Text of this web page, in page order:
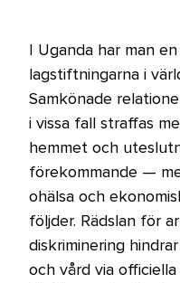
I Uganda har man
lagstiftningarna i
Samkönade
i vissa fall straffas
hemmet och
förekommande —
ohälsa och
följder. Rädslan för
diskriminering
och vård via